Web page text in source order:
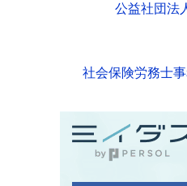
公益社団法
社会保険労務士